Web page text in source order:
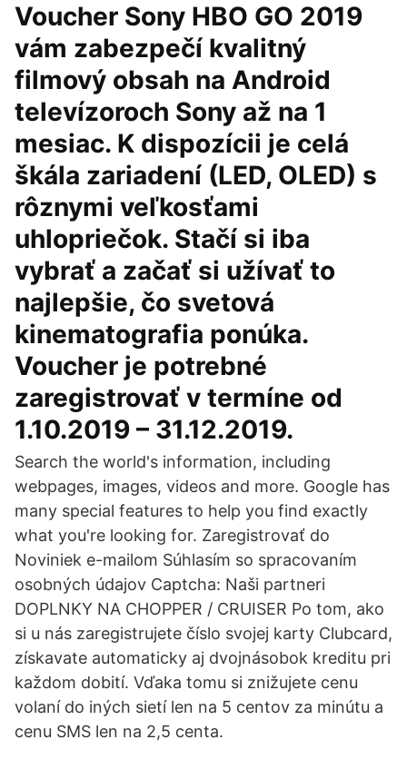
Voucher Sony HBO GO 2019
vám zabezpečí kvalitný
filmový obsah na Android
televízoroch Sony až na 1
mesiac. K dispozícii je celá
škála zariadení (LED, OLED) s
rôznymi veľkosťami
uhlopriečok. Stačí si iba
vybrať a začať si užívať to
najlepšie, čo svetová
kinematografia ponúka.
Voucher je potrebné
zaregistrovať v termíne od
1.10.2019 – 31.12.2019.
Search the world's information, including
webpages, images, videos and more. Google has
many special features to help you find exactly
what you're looking for. Zaregistrovať do
Noviniek e-mailom Súhlasím so spracovaním
osobných údajov Captcha: Naši partneri
DOPLNKY NA CHOPPER / CRUISER Po tom, ako
si u nás zaregistrujete číslo svojej karty Clubcard,
získavate automaticky aj dvojnásobok kreditu pri
každom dobití. Vďaka tomu si znižujete cenu
volaní do iných sietí len na 5 centov za minútu a
cenu SMS len na 2,5 centa.